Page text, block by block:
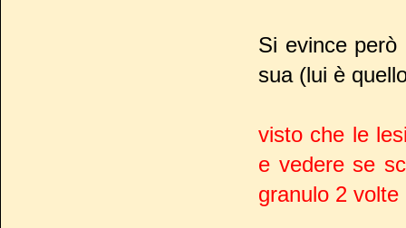
Si evince
sua (lui è
visto che le
e vedere se
granulo 2